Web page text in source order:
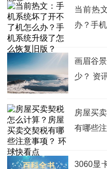
当前热
办？手
画眉谷
少？ 资
房屋买
有哪些
3060显